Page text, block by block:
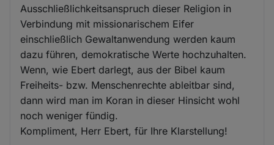
Ausschließlichkeitsanspruch dieser Religion in
Verbindung mit missionarischem Eifer
einschließlich Gewaltanwendung werden kaum
dazu führen, demokratische Werte hochzuhalten.
Wenn, wie Ebert darlegt, aus der Bibel kaum
Freiheits- bzw. Menschenrechte ableitbar sind,
dann wird man im Koran in dieser Hinsicht wohl
noch weniger fündig.
Kompliment, Herr Ebert, für Ihre Klarstellung!